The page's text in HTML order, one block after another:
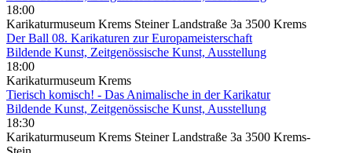
18:00
Karikaturmuseum Krems Steiner Landstraße 3a 3500 Krems
Der Ball 08. Karikaturen zur Europameisterschaft
Bildende Kunst, Zeitgenössische Kunst, Ausstellung
18:00
Karikaturmuseum Krems
Tierisch komisch! - Das Animalische in der Karikatur
Bildende Kunst, Zeitgenössische Kunst, Ausstellung
18:30
Karikaturmuseum Krems Steiner Landstraße 3a 3500 Krems-